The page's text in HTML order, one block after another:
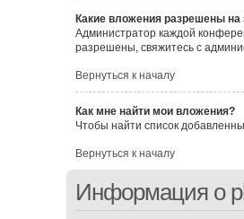
Какие вложения разрешены на
Администратор каждой
разрешены, свяжитесь с
Вернуться к началу
Как мне найти мои вложения?
Чтобы найти список
Вернуться к началу
Информация о